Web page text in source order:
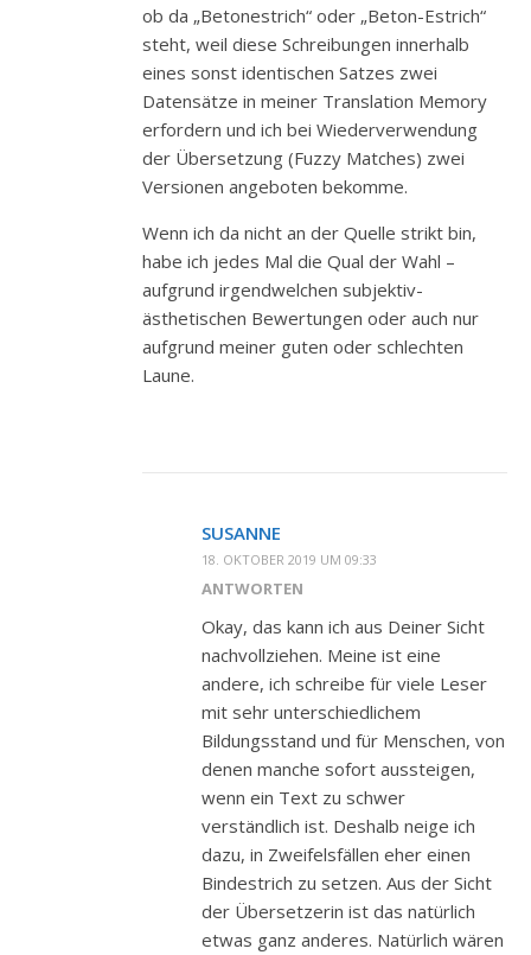
ob da „Betonestrich“ oder „Beton-Estrich“
steht, weil diese Schreibungen innerhalb
eines sonst identischen Satzes zwei
Datensätze in meiner Translation Memory
erfordern und ich bei Wiederverwendung
der Übersetzung (Fuzzy Matches) zwei
Versionen angeboten bekomme.
Wenn ich da nicht an der Quelle strikt bin,
habe ich jedes Mal die Qual der Wahl –
aufgrund irgendwelchen subjektiv-
ästhetischen Bewertungen oder auch nur
aufgrund meiner guten oder schlechten
Laune.
SUSANNE
18. OKTOBER 2019 UM 09:33
ANTWORTEN
Okay, das kann ich aus Deiner Sicht
nachvollziehen. Meine ist eine
andere, ich schreibe für viele Leser
mit sehr unterschiedlichem
Bildungsstand und für Menschen, von
denen manche sofort aussteigen,
wenn ein Text zu schwer
verständlich ist. Deshalb neige ich
dazu, in Zweifelsfällen eher einen
Bindestrich zu setzen. Aus der Sicht
der Übersetzerin ist das natürlich
etwas ganz anderes. Natürlich wären